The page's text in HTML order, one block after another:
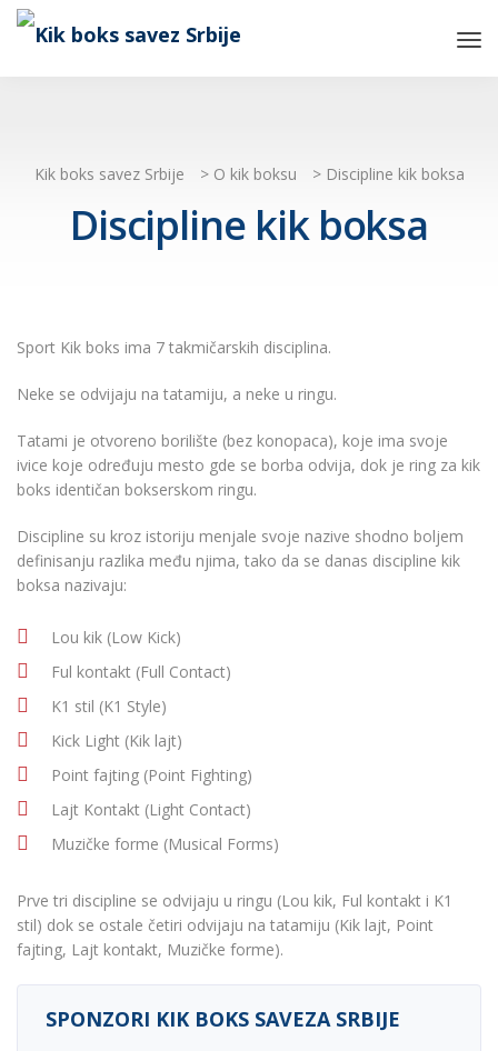
Kik boks savez Srbije > O kik boksu > Discipline kik boksa
Discipline kik boksa
Sport Kik boks ima 7 takmičarskih disciplina.
Neke se odvijaju na tatamiju, a neke u ringu.
Tatami je otvoreno borilište (bez konopaca), koje ima svoje
ivice koje određuju mesto gde se borba odvija, dok je ring za kik
boks identičan bokserskom ringu.
Discipline su kroz istoriju menjale svoje nazive shodno boljem
definisanju razlika među njima, tako da se danas discipline kik
boksa nazivaju:
Lou kik (Low Kick)
Ful kontakt (Full Contact)
K1 stil (K1 Style)
Kick Light (Kik lajt)
Point fajting (Point Fighting)
Lajt Kontakt (Light Contact)
Muzičke forme (Musical Forms)
Prve tri discipline se odvijaju u ringu (Lou kik, Ful kontakt i K1
stil) dok se ostale četiri odvijaju na tatamiju (Kik lajt, Point
fajting, Lajt kontakt, Muzičke forme).
SPONZORI KIK BOKS SAVEZA SRBIJE